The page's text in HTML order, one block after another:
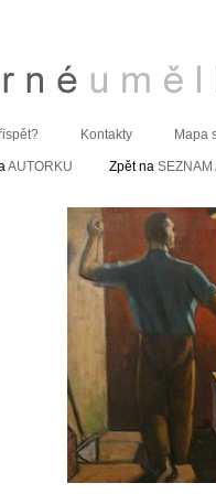
Kontakty Mapa
AUTORKU Zpět na SEZNAM